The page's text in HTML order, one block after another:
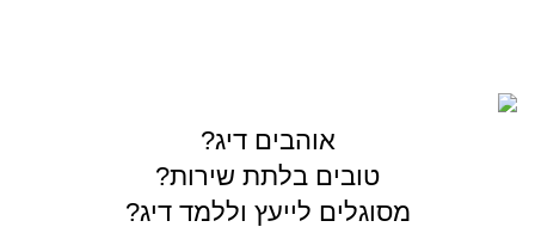
אוהבים דיג?
טובים בלתת שירות?
מסוגלים לייעץ וללמד דיג?